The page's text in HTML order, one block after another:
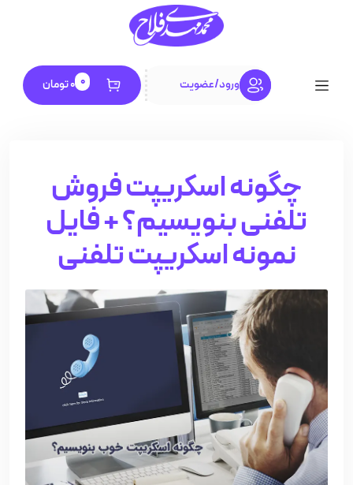
ورود/عضویت 0
0تومان
چگونه اسکریپت فروش
تلفنی بنویسیم؟ + فایل
نمونه اسکریپت تلفنی